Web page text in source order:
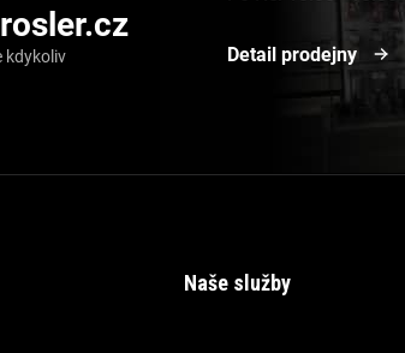
rosler.cz
Detail prodejny
Naše služby